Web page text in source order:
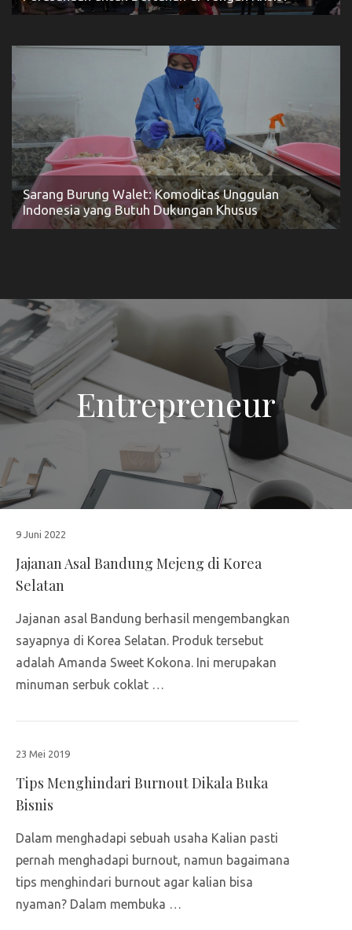
Sarang Burung Walet: Komoditas Unggulan
Indonesia yang Butuh Dukungan Khusus
Entrepreneur
9 Juni 2022
Jajanan Asal Bandung Mejeng di Korea
Selatan
Jajanan asal Bandung berhasil mengembangkan
sayapnya di Korea Selatan. Produk tersebut
adalah Amanda Sweet Kokona. Ini merupakan
minuman serbuk coklat …
23 Mei 2019
Tips Menghindari Burnout Dikala Buka
Bisnis
Dalam menghadapi sebuah usaha Kalian pasti
pernah menghadapi burnout, namun bagaimana
tips menghindari burnout agar kalian bisa
nyaman? Dalam membuka …